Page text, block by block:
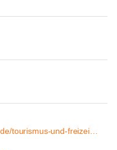
https://edelsbach.at/unsere-gemeinde/tourismus-und-freizeit/brueckenbaumuseum